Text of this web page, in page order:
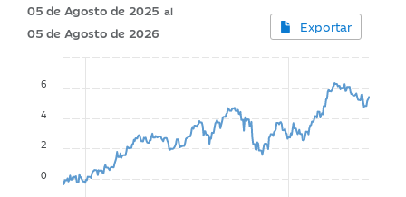
05 de Agosto de 2025
05 de Agosto de 2026
Exportar
0
2
4
6